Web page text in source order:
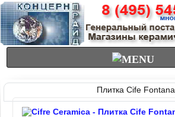
Плитка Cife Fontana